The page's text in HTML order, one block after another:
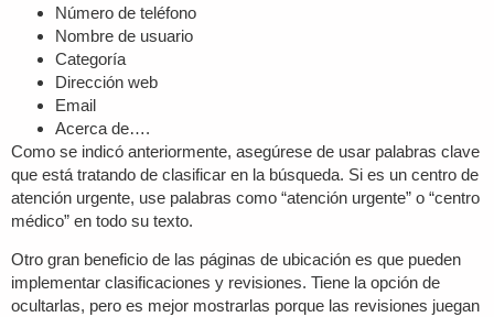
Número de teléfono
Nombre de usuario
Categoría
Dirección web
Email
Acerca de….
Como se indicó anteriormente, asegúrese de usar palabras clave
que está tratando de clasificar en la búsqueda. Si es un centro de
atención urgente, use palabras como “atención urgente” o “centro
médico” en todo su texto.
Otro gran beneficio de las páginas de ubicación es que pueden
implementar clasificaciones y revisiones. Tiene la opción de
ocultarlas, pero es mejor mostrarlas porque las revisiones juegan